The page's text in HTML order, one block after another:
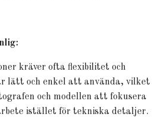
kräver ofta flexibilitet och
lätt och enkel att använda, vilket
och modellen att fokusera
istället för tekniska detaljer.